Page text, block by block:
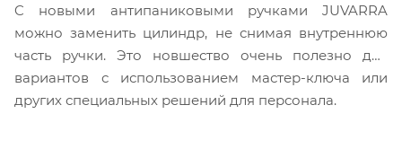
C новыми антипаниковыми ручками JUVARRA
можно заменить цилиндр, не снимая внутреннюю
часть ручки. Это новшество очень полезно для
вариантов с использованием мастер-ключа или
других специальных решений для персонала.